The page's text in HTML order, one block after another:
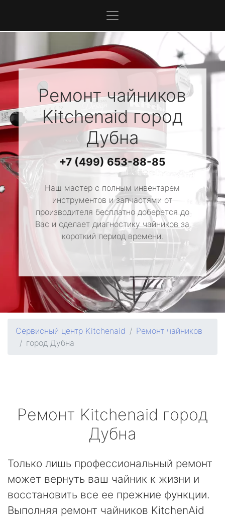
Ремонт чайников
Kitchenaidгород
Дубна
+7 (499) 653-88-85
Наш мастер с полным инвентарем
инструментов и запчастями от
производителя бесплатно доберется до
Вас и сделает диагностику чайников за
короткий период времени.
Сервисный центр Kitchenaid
Ремонт чайников
город Дубна
Ремонт Kitchenaid город
Дубна
Только лишь профессиональный ремонт
может вернуть ваш чайник к жизни и
восстановить все ее прежние функции.
Выполняя ремонт чайников KitchenAid